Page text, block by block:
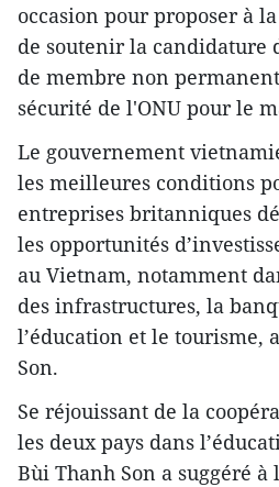
occasion pour proposer à
de soutenir la candidature
de membre non
sécurité de l'ONU pour le
Le gouvernement
les meilleures conditions
entreprises britanniques
les opportunités
au Vietnam, notamment
des infrastructures, la
l’éducation et le tourisme,
Son.
Se réjouissant de la
les deux pays dans
Bùi Thanh Son a suggéré